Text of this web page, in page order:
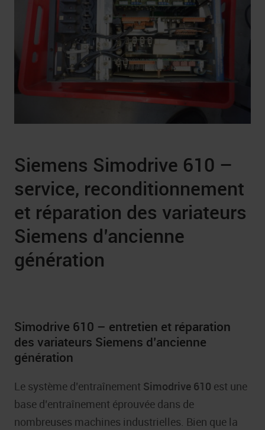
Siemens Simodrive 610 –
service, reconditionnement
et réparation des variateurs
Siemens d’ancienne
génération
Simodrive 610 – entretien et réparation
des variateurs Siemens d’ancienne
génération
Le système d’entraînement Simodrive 610 est une
base d’entraînement éprouvée dans de
nombreuses machines industrielles. Bien que la